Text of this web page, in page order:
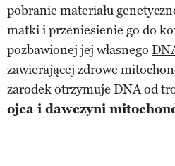
pobranie materiału
matki i przeniesienie go do
pozbawionej jej własnego
zawierającej zdrowe
zarodek otrzymuje DNA od
ojca i dawczyni